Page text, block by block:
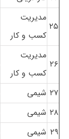
۲۵
مدیریت
کسب و کار
۲۶
مدیریت
کسب و کار
۲۷ شیمی
۲۸ شیمی
۲۹ شیمی